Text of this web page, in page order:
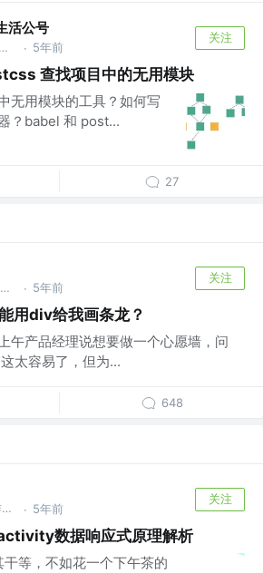
活公号
vx：神光的幸福生活 · 5年前
关注
查找项目中的无用模块
无用模块的工具？如何写
？babel 和 post...
27
公众号 @大帅老猿 · 5年前
关注
用div给我画条龙？
午产品经理说想要做一个心愿墙，问
太容易了，但为...
648
🏆 掘金签约作者 @资深打杂工程师 · 5年前
关注
数据响应式原理解析
等，不如花一个下午茶的